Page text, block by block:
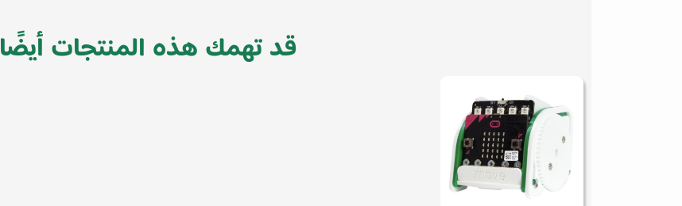
قد تهمك هذه المنتجات أيضًا